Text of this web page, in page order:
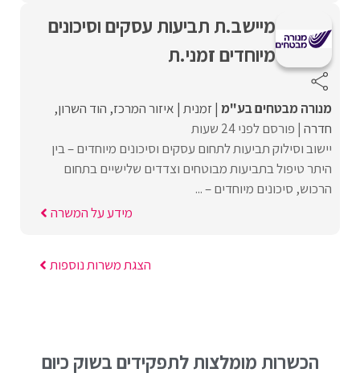
מיישב.ת תביעות עסקים וסיכונים
מיוחדים זמני.ת
מנורה מבטחים בע"מ זמנית איזור המרכז הוד השרון
חדרה פורסם לפני 24 שעות
יישוב וסילוק תביעות לתחום עסקים וסיכונים מיוחדים – בין
היתר טיפול בתביעות מבוטחים וצדדים שלישיים בתחום
הרכוש, סיכונים מיוחדים – ...
מידע על המשרה
הצגת משרות נוספות
הכשרות מומלצות לתפקידים בשוק כיום